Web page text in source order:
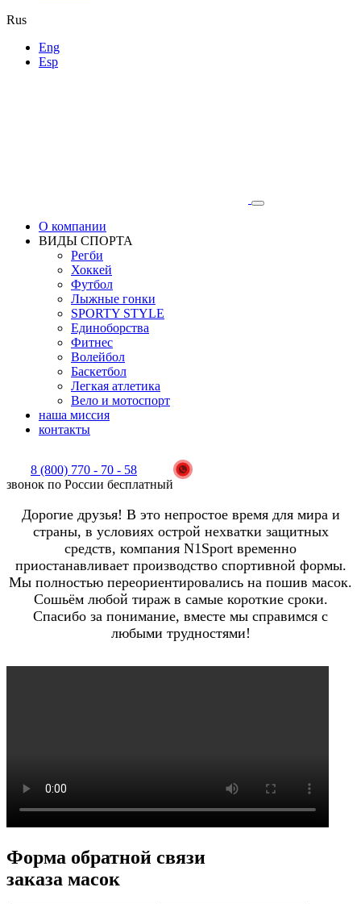
Rus
Eng
Esp
О компании
ВИДЫ СПОРТА
Регби
Хоккей
Футбол
Лыжные гонки
SPORTY STYLE
Единоборства
Фитнес
Волейбол
Баскетбол
Легкая атлетика
Вело и мотоспорт
наша миссия
контакты
8 (800) 770 - 70 - 58
звонок по России бесплатный
Дорогие друзья! В это непростое время для мира и
страны, в условиях острой нехватки защитных
средств, компания N1Sport временно
приостанавливает производство спортивной формы.
Мы полностью переориентировались на пошив масок.
Сошьём любой тираж в самые короткие сроки.
Спасибо за понимание, вместе мы справимся с
любыми трудностями!
Форма обратной связи
заказа масок